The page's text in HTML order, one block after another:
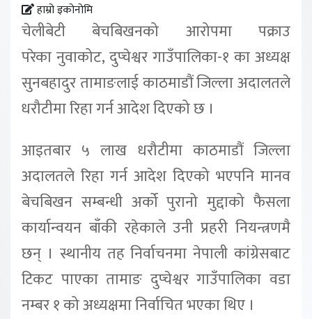
हाम्रो इकोनोमि
चेलीबेटी बेचबिखनको आरोपमा पक्राउ
परेका नुवाकोट, दुप्चेश्वर गाउँपालिका-१ का अध्यक्ष
सुनबहादुर तामाङलाई काठमाडौं जिल्ला अदालतले
धरौटीमा रिहा गर्न आदेश दिएको छ ।
आइतबार ५ लाख धरौटीमा काठमाडौं जिल्ला
अदालतले रिहा गर्न आदेश दिएको भएपनि मानव
बेचबिखन सम्बन्धी अर्को पुरानो मुद्दाको फैसला
कार्यान्वयन बाँकी रहेकाले उनी प्रहरी नियन्त्रणमै
छन् । स्थानीय तह निर्वाचनमा नेपाली कांग्रेसबाट
टिकट पाएका तामाङ दुप्चेश्वर गाउँपालिका वडा
नम्बर १ को अध्यक्षमा निर्वाचित भएका थिए ।